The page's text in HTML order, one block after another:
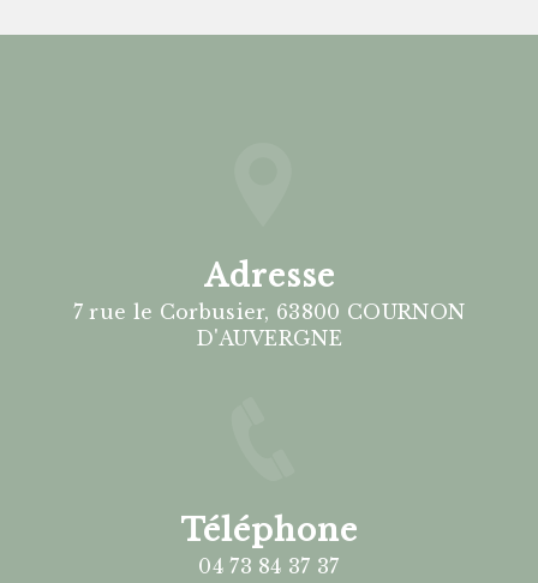
Adresse
7 rue le Corbusier, 63800 COURNON
D'AUVERGNE
Téléphone
04 73 84 37 37